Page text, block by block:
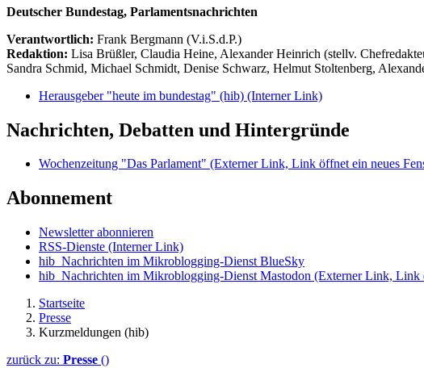
Deutscher Bundestag, Parlamentsnachrichten
Verantwortlich: Frank Bergmann (V.i.S.d.P.)
Redaktion: Lisa Brüßler, Claudia Heine, Alexander Heinrich (stellv.
Sandra Schmid, Michael Schmidt, Denise Schwarz, Helmut Stoltenberg,
Herausgeber "heute im bundestag" (hib) (Interner Link)
Nachrichten, Debatten und Hintergründe
Wochenzeitung "Das Parlament" (Externer Link, Link öffnet ein neues
Abonnement
Newsletter abonnieren
RSS-Dienste (Interner Link)
hib_Nachrichten im Mikroblogging-Dienst BlueSky
hib_Nachrichten im Mikroblogging-Dienst Mastodon (Externer Link, Link
Startseite
Presse
Kurzmeldungen (hib)
zurück zu: Presse ()